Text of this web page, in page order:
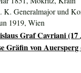
K. Generalmajor und
1919, Wien
Graf Cavriani (17
Gräfin von Auersperg